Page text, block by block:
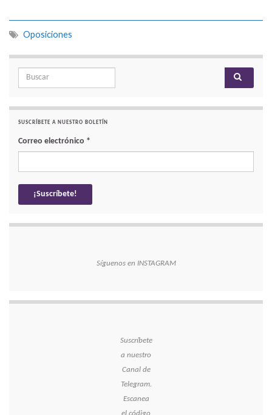
Oposiciones
Search for:
SUSCRÍBETE A NUESTRO BOLETÍN
Correo electrónico *
Síguenos en INSTAGRAM
Suscríbete
a nuestro
Canal de
Telegram.
Escanea